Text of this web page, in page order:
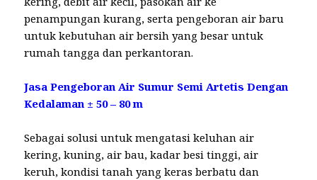
penampungan kurang, serta pengeboran air baru
untuk kebutuhan air bersih yang besar untuk
rumah tangga dan perkantoran.
Jasa Pengeboran Air Sumur Semi Artetis Dengan
Kedalaman ± 50 – 80 m
Sebagai solusi untuk mengatasi keluhan air
kering, kuning, air bau, kadar besi tinggi, air
keruh, kondisi tanah yang keras berbatu dan